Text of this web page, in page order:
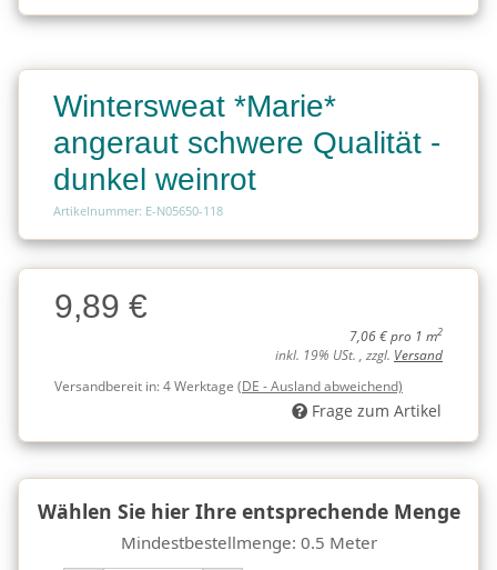
Wintersweat *Marie*
angeraut schwere Qualität -
dunkel weinrot
Artikelnummer: E-N05650-118
Charge
Charge9,89 €
7,06 € pro 1 m2
inkl. 19% USt. , zzgl. Versand
Versandbereit in:4 Werktage (DE - Ausland abweichend)
Frage zum Artikel
Wählen Sie hier Ihre entsprechende Menge
Mindestbestellmenge: 0.5 Meter